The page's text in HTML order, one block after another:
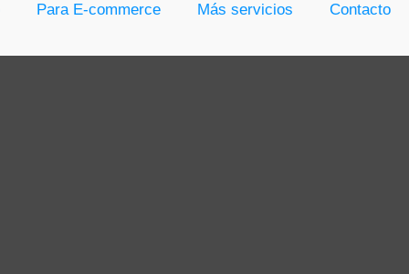
Para E-commerce Más servicios Contacto